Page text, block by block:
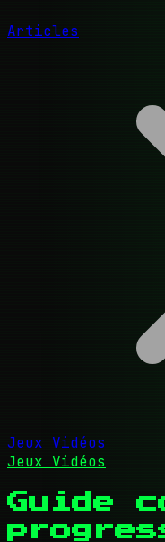
Articles
Jeux Vidéos
Jeux Vidéos
Guide